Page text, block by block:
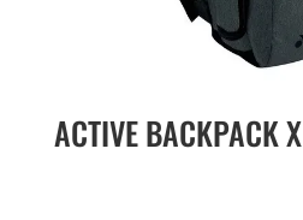
ACTIVE BACKPACK X